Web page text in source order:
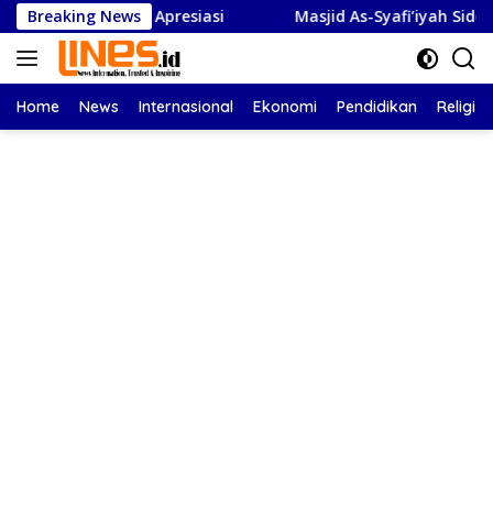
Langsung
ke
konten
Breaking News
Beri Apresiasi Masjid As-Syafi’iyah Sidoarjo Ikuti
Home News Internasional Ekonomi Pendidikan Religi